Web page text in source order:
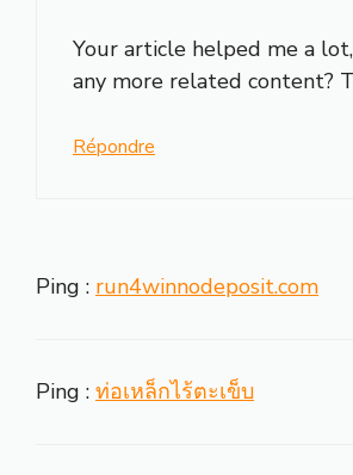
Your article helped me a
any more related content?
Répondre
Ping : run4winnodeposit.com
Ping : ท่อเหล็กไร้ตะเข็บ